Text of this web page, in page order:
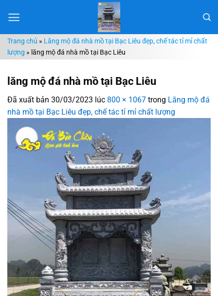
đến
dungTrang chủ » Lăng mộ đá nhà mồ tại Bạc Liêu đẹp, chế tác tỉ mỉ chất
lượng » lăng mộ đá nhà mồ tại Bạc Liêu
lăng mộ đá nhà mồ tại Bạc Liêu
Đã xuất bản 30/03/2023 lúc 800 × 1067 trong Lăng mộ đá
nhà mồ tại Bạc Liêu đẹp, chế tác tỉ mỉ chất lượng